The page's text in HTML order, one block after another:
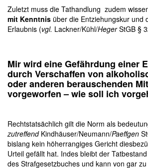
Zuletzt muss die Tathandlung zudem
mit Kenntnis über die Entziehungskur und
Erlaubnis (vgl. Lackner/Kühl/HegerStGB §
Mir wird eine Gefährdung einer
durch Verschaffen von
oder anderen berauschenden
vorgeworfen – wie soll ich
Rechtstatsächlich gilt die Norm als
zutreffend Kindhäuser/Neumann/Paeffgen
bislang kein höherrangiges Gericht
Urteil gefällt hat. Indes bleibt der
des Strafgesetzbuches und kann von gar